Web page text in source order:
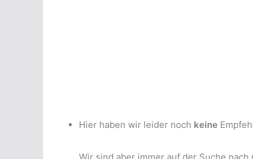
Hier haben wir leider noch keine